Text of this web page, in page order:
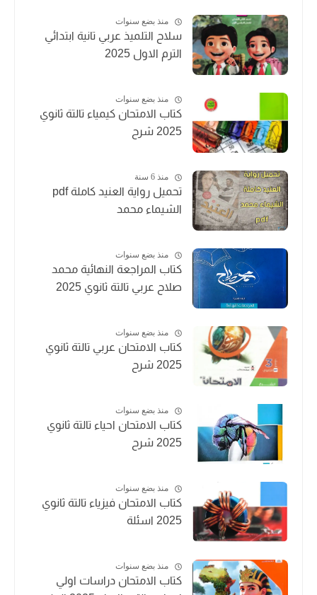
منذ بضع سنوات
سلاح التلميذ عربي تانية ابتدائي
الترم الاول 2025
منذ بضع سنوات
كتاب الامتحان كيمياء تالتة ثانوي
2025 شرح
منذ 6 سنة
تحميل رواية العنيد كاملة pdf
الشيماء محمد
منذ بضع سنوات
كتاب المراجعة النهائية محمد
صلاح عربي تالتة ثانوي 2025
منذ بضع سنوات
كتاب الامتحان عربي تالتة ثانوي
2025 شرح
منذ بضع سنوات
كتاب الامتحان احياء تالتة ثانوي
2025 شرح
منذ بضع سنوات
كتاب الامتحان فيزياء تالتة ثانوي
2025 اسئلة
منذ بضع سنوات
كتاب الامتحان دراسات اولي